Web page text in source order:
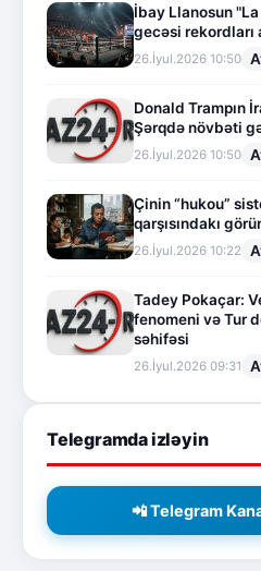
İbay Llanosun
gecəsi rekordları
26.İyul.2026 10:50
Donald Trampın
Şərqdə növbəti
26.İyul.2026 10:50
Çinin “hukou”
qarşısındakı
26.İyul.2026 10:22
Tadey Pokaçar:
fenomeni və Tur
səhifəsi
26.İyul.2026 09:31
Telegramda izləyin
📲 Telegram